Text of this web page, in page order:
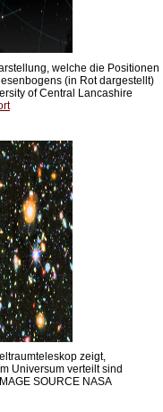
welche die Positionen
(in Rot dargestellt)
of Central Lancashire
zeigt,
Universum verteilt sind
SOURCE NASA